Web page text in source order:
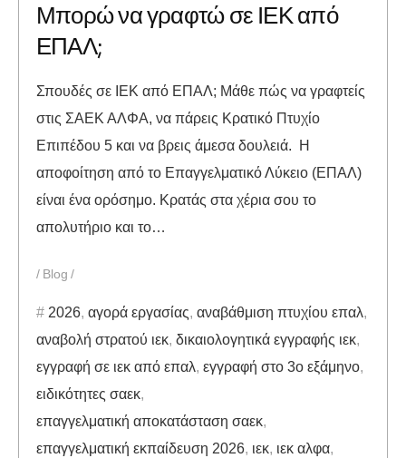
Μπορώ να γραφτώ σε ΙΕΚ από
ΕΠΑΛ;
Σπουδές σε ΙΕΚ από ΕΠΑΛ; Μάθε πώς να γραφτείς
στις ΣΑΕΚ ΑΛΦΑ, να πάρεις Κρατικό Πτυχίο
Επιπέδου 5 και να βρεις άμεσα δουλειά. Η
αποφοίτηση από το Επαγγελματικό Λύκειο (ΕΠΑΛ)
είναι ένα ορόσημο. Κρατάς στα χέρια σου το
απολυτήριο και το…
Blog
2026, αγορά εργασίας, αναβάθμιση πτυχίου επαλ,
αναβολή στρατού ιεκ, δικαιολογητικά εγγραφής ιεκ,
εγγραφή σε ιεκ από επαλ, εγγραφή στο 3ο εξάμηνο,
ειδικότητες σαεκ,
επαγγελματική αποκατάσταση σαεκ,
επαγγελματική εκπαίδευση 2026, ιεκ, ιεκ αλφα,